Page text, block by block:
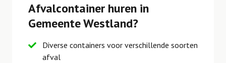
Afvalcontainer huren in
Gemeente Westland?
Diverse containers voor verschillende soorten
afval